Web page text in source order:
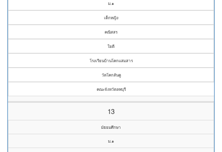
ม.๑
เด็กหญิง
คณิสสร
ใยดี
โรงเรียนบ้านโคกแสมสาร
วัดโคกสันคู
คณะจังหวัดลพบุรี
13
มัธยมศึกษา
ม.๑